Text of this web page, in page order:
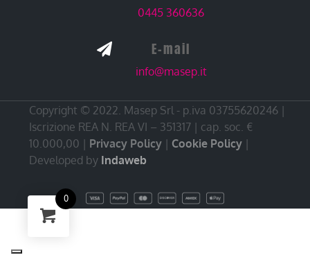
0445 360636
 E-mail
info@masep.it
Copyright © 2022. Masep Srl - p.iva 03755620246 |
Iscrizione REA N. REA VI – 351317 | cap. soc. €
10.000,00 | Privacy Policy | Cookie Policy |
Developed by Indaweb
0